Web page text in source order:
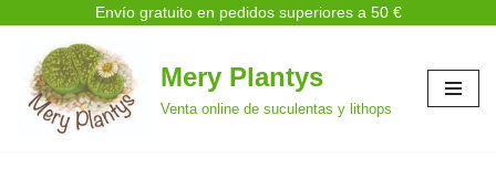
Envío gratuito en pedidos superiores a 50 €
Saltar
al
contenido
Mery Plantys
Venta online de suculentas y lithops